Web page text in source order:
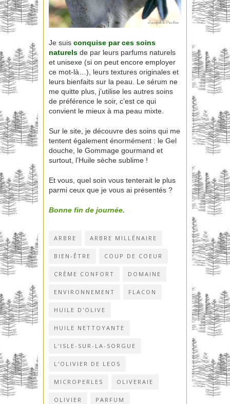
Je suis conquise par ces soins
naturels de par leurs parfums naturels
et unisexe (si on peut encore employer
ce mot-là…), leurs textures originales et
leurs bienfaits sur la peau. Le sérum ne
me quitte plus, j’utilise les autres soins
de préférence le soir, c’est ce qui
convient le mieux à ma peau mixte.
Sur le site, je découvre des soins qui me
tentent également énormément : le Gel
douche, le Gommage gourmand et
surtout, l’Huile sèche sublime !
Et vous, quel soin vous tenterait le plus
parmi ceux que je vous ai présentés ?
Bonne fin de journée.
ARBRE ARBRE MILLÉNAIRE
BIEN-ÊTRE COUP DE COEUR
CRÈME CONFORT DOMAINE
ENVIRONNEMENT FLACON
HUILE D'OLIVE
HUILE NETTOYANTE
L'ISLE-SUR-LA-SORGUE
L'OLIVIER DE LEOS
MICROPERLES OLIVERAIE
OLIVIER PARFUM